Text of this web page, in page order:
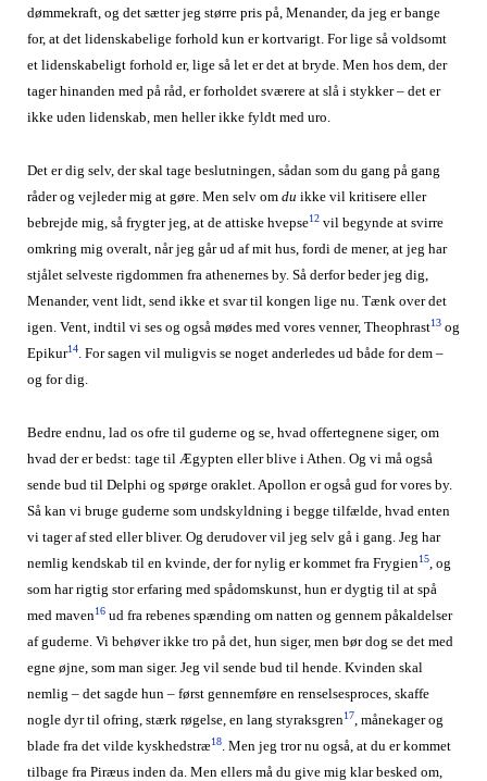
dømmekraft, og det sætter jeg større pris på, Menander, da jeg er bange
for, at det lidenskabelige forhold kun er kortvarigt. For lige så voldsomt
et lidenskabeligt forhold er, lige så let er det at bryde. Men hos dem, der
tager hinanden med på råd, er forholdet sværere at slå i stykker – det er
ikke uden lidenskab, men heller ikke fyldt med uro.
Det er dig selv, der skal tage beslutningen, sådan som du gang på gang
råder og vejleder mig at gøre. Men selv om du ikke vil kritisere eller
bebrejde mig, så frygter jeg, at de attiske hvepse12vil begynde at svirre
omkring mig overalt, når jeg går ud af mit hus, fordi de mener, at jeg har
stjålet selveste rigdommen fra athenernes by. Så derfor beder jeg dig,
Menander, vent lidt, send ikke et svar til kongen lige nu. Tænk over det
igen. Vent, indtil vi ses og også mødes med vores venner, Theophrast13og
Epikur14. For sagen vil muligvis se noget anderledes ud både for dem –
og for dig.
Bedre endnu, lad os ofre til guderne og se, hvad offertegnene siger, om
hvad der er bedst: tage til Ægypten eller blive i Athen. Og vi må også
sende bud til Delphi og spørge oraklet. Apollon er også gud for vores by.
Så kan vi bruge guderne som undskyldning i begge tilfælde, hvad enten
vi tager af sted eller bliver. Og derudover vil jeg selv gå i gang. Jeg har
nemlig kendskab til en kvinde, der for nylig er kommet fra Frygien15, og
som har rigtig stor erfaring med spådomskunst, hun er dygtig til at spå
med maven16ud fra rebenes spænding om natten og gennem påkaldelser
af guderne. Vi behøver ikke tro på det, hun siger, men bør dog se det med
egne øjne, som man siger. Jeg vil sende bud til hende. Kvinden skal
nemlig – det sagde hun – først gennemføre en renselsesproces, skaffe
nogle dyr til ofring, stærk røgelse, en lang styraksgren17 , månekager og
blade fra det vilde kyskhedstræ18. Men jeg tror nu også, at du er kommet
tilbage fra Piræus inden da. Men ellers må du give mig klar besked om,